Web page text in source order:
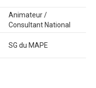
Animateur /
Consultant National
SG du MAPE